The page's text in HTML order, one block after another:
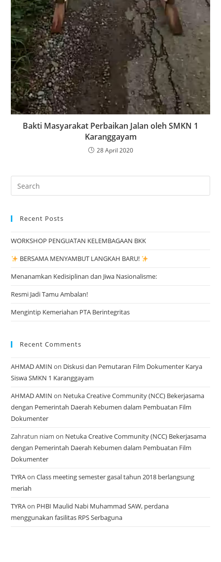
Bakti Masyarakat Perbaikan Jalan oleh SMKN 1
Karanggayam
28 April 2020
Search
for:
Recent Posts
WORKSHOP PENGUATAN KELEMBAGAAN BKK
BERSAMA MENYAMBUT LANGKAH BARU!
Menanamkan Kedisiplinan dan Jiwa Nasionalisme:
Resmi Jadi Tamu Ambalan!
Mengintip Kemeriahan PTA Berintegritas
Recent Comments
AHMAD AMIN on Diskusi dan Pemutaran Film Dokumenter Karya
Siswa SMKN 1 Karanggayam
AHMAD AMIN on Netuka Creative Community (NCC) Bekerjasama
dengan Pemerintah Daerah Kebumen dalam Pembuatan Film
Dokumenter
Zahratun niam on Netuka Creative Community (NCC) Bekerjasama
dengan Pemerintah Daerah Kebumen dalam Pembuatan Film
Dokumenter
TYRAonClass meeting semester gasal tahun 2018 berlangsung
meriah
TYRAon PHBI Maulid Nabi Muhammad SAW, perdana
menggunakan fasilitas RPS Serbaguna